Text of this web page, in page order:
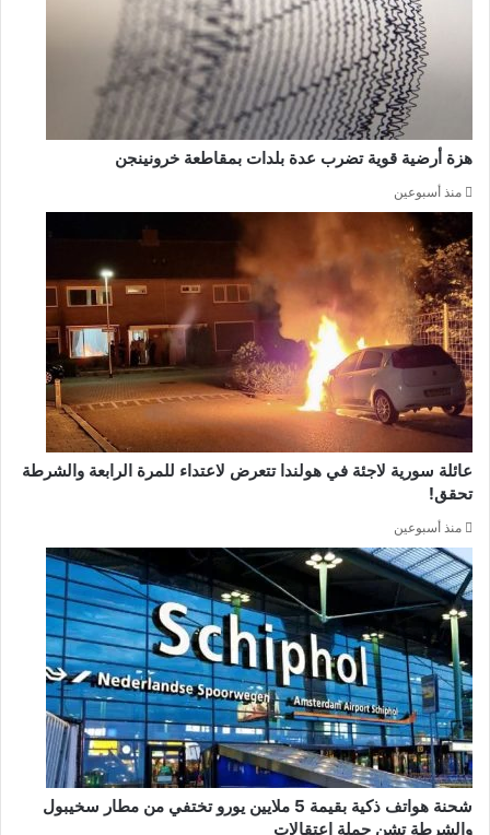
هزة أرضية قوية تضرب عدة بلدات بمقاطعة خرونينجن
منذ أسبوعين
عائلة سورية لاجئة في هولندا تتعرض لاعتداء للمرة الرابعة والشرطة
تحقق!
منذ أسبوعين
شحنة هواتف ذكية بقيمة 5 ملايين يورو تختفي من مطار سخيبول
والشرطة تشن حملة اعتقالات